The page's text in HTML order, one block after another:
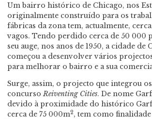
Um bairro histórico de Chicago, nos
originalmente construído para os
fábricas da zona tem, actualmente, cerca
vagos. Tendo perdido cerca de 50 000
seu auge, nos anos de 1950, a cidade de
começou a desenvolver vários
para melhorar o bairro e a sua
Surge, assim, o projecto que integrou
concurso Reiventing Cities. De nome
devido à proximidade do histórico
cerca de 75 000m2, tem como